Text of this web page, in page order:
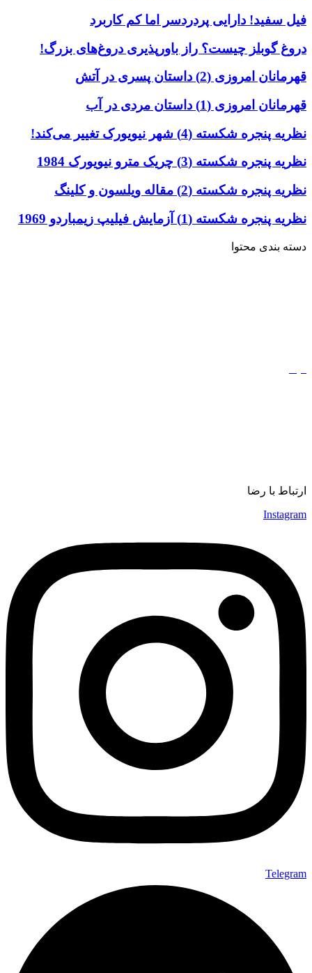
فیل سفید! دارایی پردردسر اما کم کاربرد
دروغ گوبلز چیست؟ راز باورپذیری دروغ‌های بزرگ!
قهرمانان امروزی (2) داستان پسری در آتش
قهرمانان امروزی (1) داستان مردی در آب
نظریه پنجره شکسته (4) شهر نیویورک تغییر می‌کند!
نظریه پنجره شکسته (3) چریک مترو نیویورک 1984
نظریه پنجره شکسته (2) مقاله ویلسون و کلینگ
نظریه پنجره شکسته (1) آزمایش فیلیپ زیمباردو 1969
دسته بندی محتوا
ارتباط با رضا
Instagram
Telegram